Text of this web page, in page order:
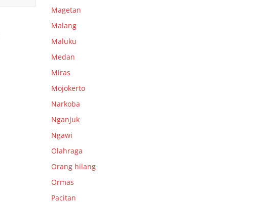
Magetan
Malang
Maluku
Medan
Miras
Mojokerto
Narkoba
Nganjuk
Ngawi
Olahraga
Orang hilang
Ormas
Pacitan